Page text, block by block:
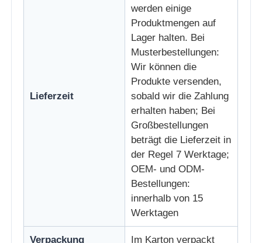
Lieferzeit
werden einige
Produktmengen auf
Lager halten. Bei
Musterbestellungen:
Wir können die
Produkte versenden,
sobald wir die Zahlung
erhalten haben; Bei
Großbestellungen
beträgt die Lieferzeit in
der Regel 7 Werktage;
OEM- und ODM-
Bestellungen:
innerhalb von 15
Werktagen
Verpackung Im Karton verpackt